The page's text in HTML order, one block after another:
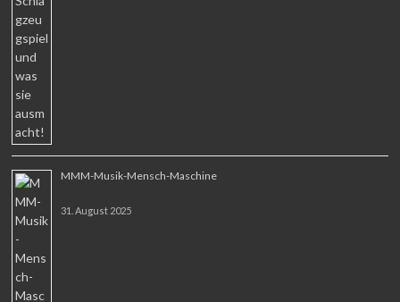
MMM-Musik-Mensch-Maschine
31. August 2025